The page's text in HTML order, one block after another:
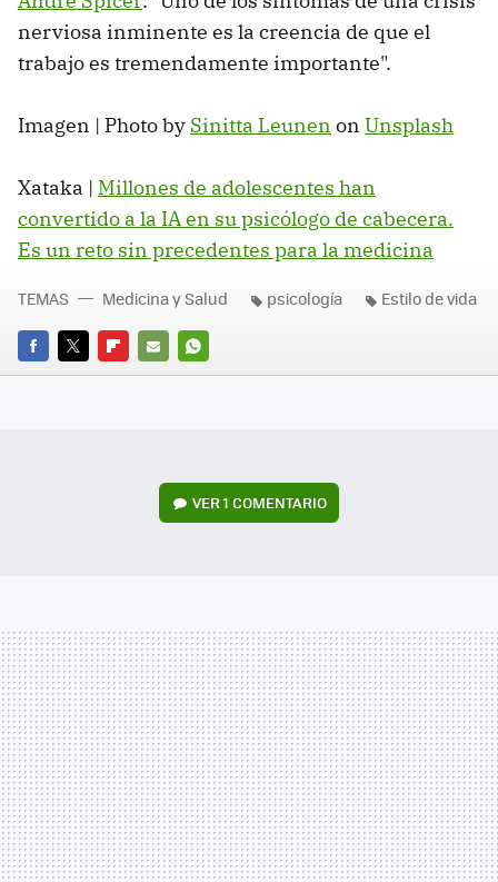
nerviosa inminente es la creencia de que el
trabajo es tremendamente importante".
Imagen | Photo by Sinitta Leunen on Unsplash
Xataka | Millones de adolescentes han
convertido a la IA en su psicólogo de cabecera.
Es un reto sin precedentes para la medicina
FACEBOOK
TWITTERFLIPBOARD
E-
WHATSAPP
TEMAS Medicina y Salud psicología Estilo de vida
VER1 COMENTARIO